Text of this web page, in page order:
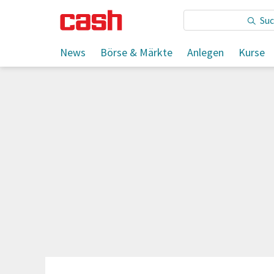
News Börse & Märkte Anlegen Kurse
Sie lesen: